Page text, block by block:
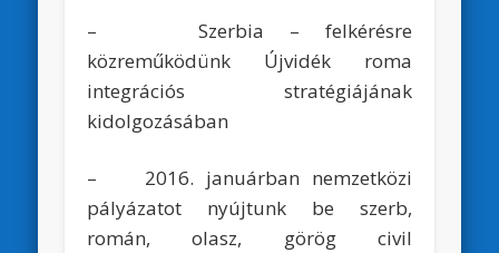
– Szerbia – felkérésre
közreműködünk Újvidék roma
integrációs stratégiájának
kidolgozásában
– 2016. januárban nemzetközi
pályázatot nyújtunk be szerb,
román, olasz, görög civil